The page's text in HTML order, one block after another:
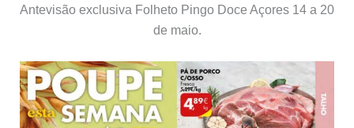
Antevisão exclusiva Folheto Pingo Doce Açores 14 a 20
de maio.